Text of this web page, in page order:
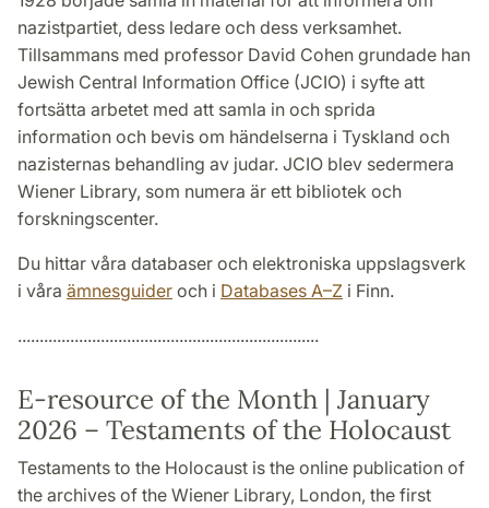
nazistpartiet, dess ledare och dess verksamhet.
Tillsammans med professor David Cohen grundade han
Jewish Central Information Office (JCIO) i syfte att
fortsätta arbetet med att samla in och sprida
information och bevis om händelserna i Tyskland och
nazisternas behandling av judar. JCIO blev sedermera
Wiener Library, som numera är ett bibliotek och
forskningscenter.
Du hittar våra databaser och elektroniska uppslagsverk
i våra ämnesguider och i Databases A–Z i Finn.
.....................................................................
E-resource of the Month | January
2026 – Testaments of the Holocaust
Testaments to the Holocaust is the online publication of
the archives of the Wiener Library, London, the first